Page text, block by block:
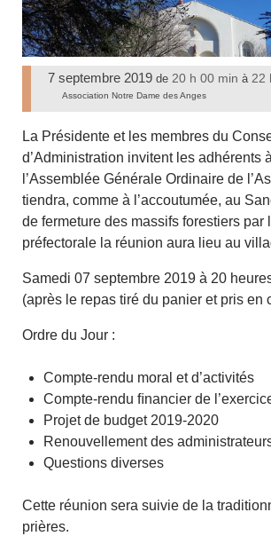
7 septembre 2019 de 20 h 00 min à 22
Association Notre Dame des Anges
La Présidente et les membres du
d’Administration invitent les adhérents
l’Assemblée Générale Ordinaire de
tiendra, comme à l’accoutumée, au
de fermeture des massifs forestiers par
préfectorale la réunion aura lieu au
Samedi 07 septembre 2019 à 20
(après le repas tiré du panier et pris en
Ordre du Jour :
Compte-rendu moral et d’activités
Compte-rendu ﬁnancier de
Projet de budget 2019-2020
Renouvellement des
Questions diverses
Cette réunion sera suivie de la
prières.